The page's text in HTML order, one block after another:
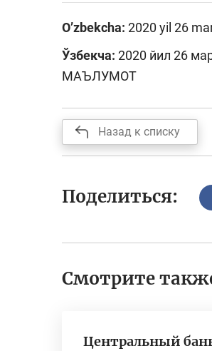
O’zbekcha: 2020 yil 26
Ўзбекча: 2020 йил 26
МАЪЛУМОТ
Назад к списку
Поделиться:
Смотрите
Центральный